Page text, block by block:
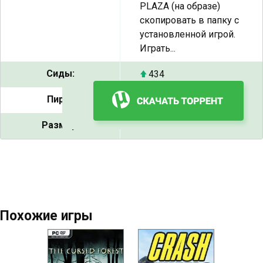
PLAZA (на образе)
скопировать в папку с
установленной игрой.
Играть...
Сиды: 434
Пиры: 11
Размер: 2.45 ГБ
Похожие игры